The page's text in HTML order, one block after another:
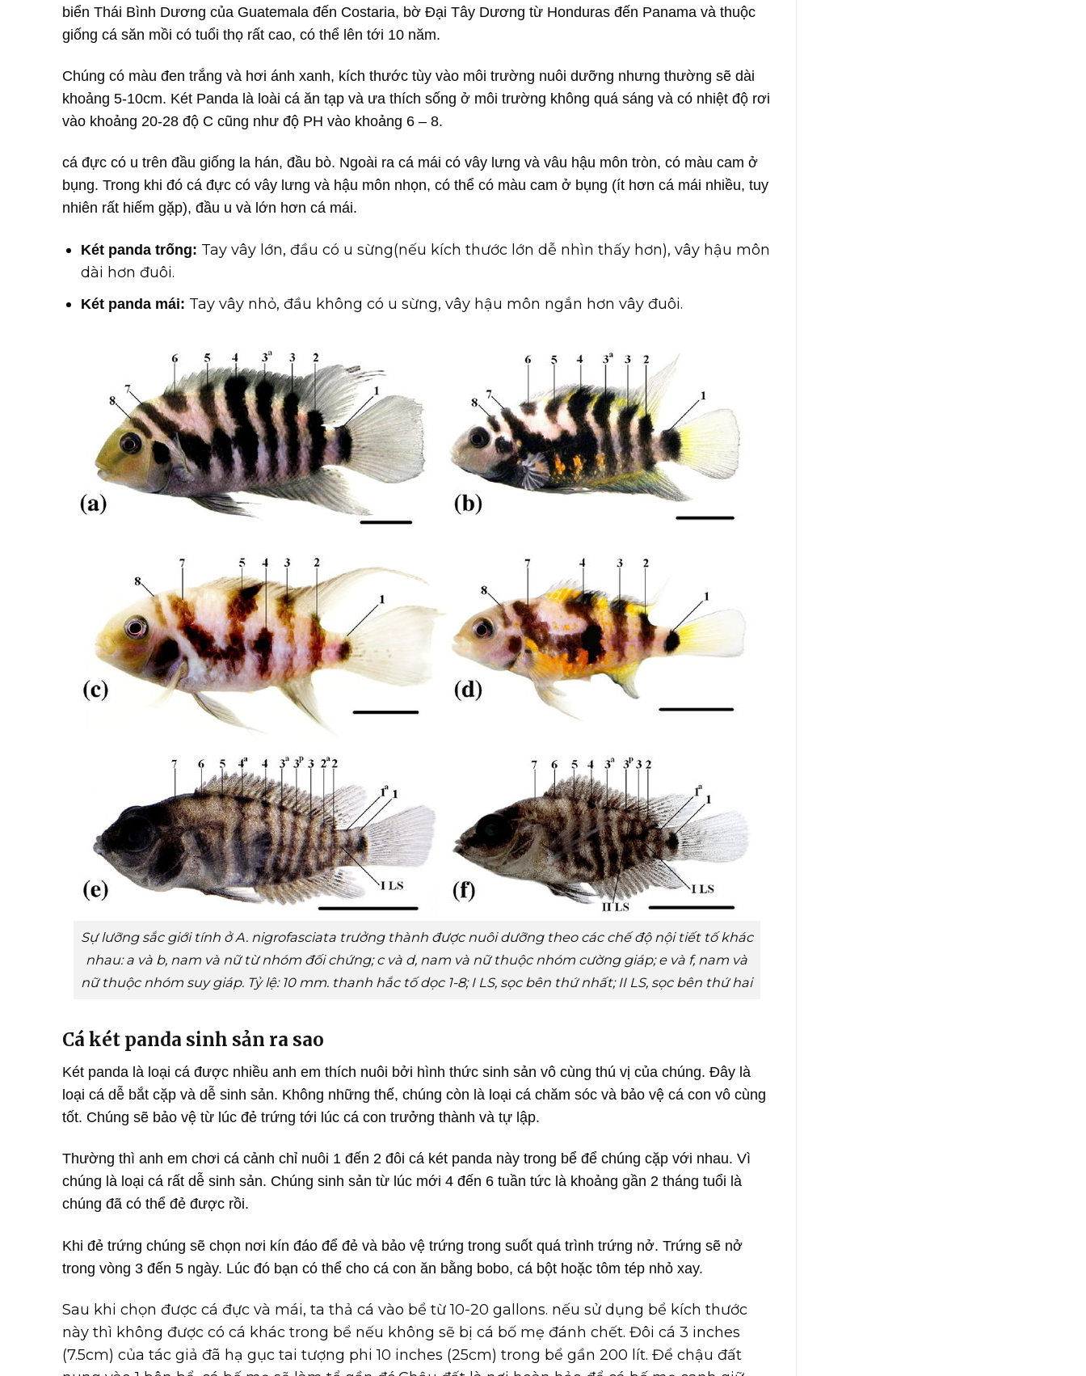
biển Thái Bình Dương của Guatemala đến Costaria, bờ Đại Tây Dương từ Honduras đến Panama và thuộc
giống cá săn mồi có tuổi thọ rất cao, có thể lên tới 10 năm.
Chúng có màu đen trắng và hơi ánh xanh, kích thước tùy vào môi trường nuôi dưỡng nhưng thường sẽ dài
khoảng 5-10cm. Két Panda là loài cá ăn tạp và ưa thích sống ở môi trường không quá sáng và có nhiệt độ rơi
vào khoảng 20-28 độ C cũng như độ PH vào khoảng 6 – 8.
cá đực có u trên đầu giống la hán, đầu bò. Ngoài ra cá mái có vây lưng và vâu hậu môn tròn, có màu cam ở
bụng. Trong khi đó cá đực có vây lưng và hậu môn nhọn, có thể có màu cam ở bụng (ít hơn cá mái nhiều, tuy
nhiên rất hiếm gặp), đầu u và lớn hơn cá mái.
Két panda trống: Tay vây lớn, đầu có u sừng(nếu kích thước lớn dễ nhìn thấy hơn), vây hậu môn
dài hơn đuôi.
Két panda mái: Tay vây nhỏ, đầu không có u sừng, vây hậu môn ngắn hơn vây đuôi.
Sự lưỡng sắc giới tính ở A. nigrofasciata trưởng thành được nuôi dưỡng theo các chế độ nội tiết tố khác
nhau: a và b, nam và nữ từ nhóm đối chứng; c và d, nam và nữ thuộc nhóm cường giáp; e và f, nam và
nữ thuộc nhóm suy giáp. Tỷ lệ: 10 mm. thanh hắc tố dọc 1-8; I LS, sọc bên thứ nhất; II LS, sọc bên thứ hai
Cá két panda sinh sản ra sao
Két panda là loại cá được nhiều anh em thích nuôi bởi hình thức sinh sản vô cùng thú vị của chúng. Đây là
loại cá dễ bắt cặp và dễ sinh sản. Không những thế, chúng còn là loại cá chăm sóc và bảo vệ cá con vô cùng
tốt. Chúng sẽ bảo vệ từ lúc đẻ trứng tới lúc cá con trưởng thành và tự lập.
Thường thì anh em chơi cá cảnh chỉ nuôi 1 đến 2 đôi cá két panda này trong bể để chúng cặp với nhau. Vì
chúng là loại cá rất dễ sinh sản. Chúng sinh sản từ lúc mới 4 đến 6 tuần tức là khoảng gần 2 tháng tuổi là
chúng đã có thể đẻ được rồi.
Khi đẻ trứng chúng sẽ chọn nơi kín đáo để đẻ và bảo vệ trứng trong suốt quá trình trứng nở. Trứng sẽ nở
trong vòng 3 đến 5 ngày. Lúc đó bạn có thể cho cá con ăn bằng bobo, cá bột hoặc tôm tép nhỏ xay.
Sau khi chọn được cá đực và mái, ta thả cá vào bể từ 10-20 gallons. nếu sử dụng bể kích thước
này thì không được có cá khác trong bể nếu không sẽ bị cá bố mẹ đánh chết. Đôi cá 3 inches
(7.5cm) của tác giả đã hạ gục tai tượng phi 10 inches (25cm) trong bể gần 200 lít. Để chậu đất